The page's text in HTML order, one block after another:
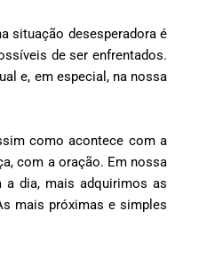
situação desesperadora é
de ser enfrentados.
e, em especial, na nossa
como acontece com a
com a oração. Em nossa
dia, mais adquirimos as
mais próximas e simples